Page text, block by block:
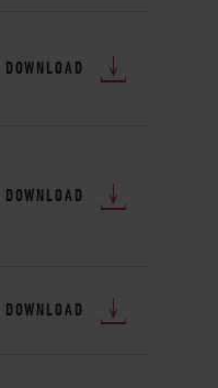
DOWNLOAD
DOWNLOAD
DOWNLOAD